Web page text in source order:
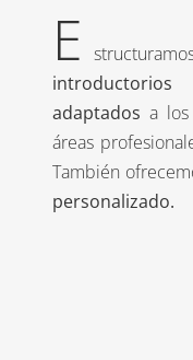
E
introductorios
adaptados a
áreas
También
personalizado.